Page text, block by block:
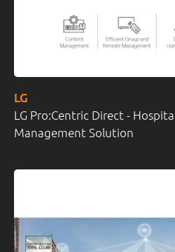
LG Pro:Centric Direct -
Management Solution
LG